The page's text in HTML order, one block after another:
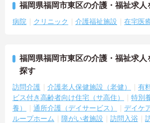
福岡県福岡市東区の介護・福祉求人
病院 クリニック 介護福祉施設 在宅医
福岡県福岡市東区の介護・福祉求人
探す
訪問介護 介護老人保健施設（老健） 有
ビス付き高齢者向け住宅（サ高住）
特別
養）
通所介護（デイサービス） デイケ
ループホーム
障がい者施設 訪問入浴